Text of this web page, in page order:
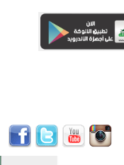
الكريم في أزناكاييف